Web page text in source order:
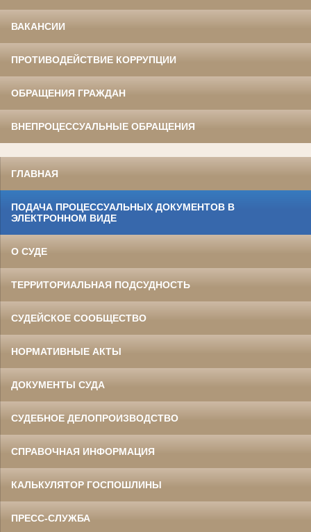
ВАКАНСИИ
ПРОТИВОДЕЙСТВИЕ КОРРУПЦИИ
ОБРАЩЕНИЯ ГРАЖДАН
ВНЕПРОЦЕССУАЛЬНЫЕ ОБРАЩЕНИЯ
ГЛАВНАЯ
ПОДАЧА ПРОЦЕССУАЛЬНЫХ ДОКУМЕНТОВ В
ЭЛЕКТРОННОМ ВИДЕ
О СУДЕ
ТЕРРИТОРИАЛЬНАЯ ПОДСУДНОСТЬ
СУДЕЙСКОЕ СООБЩЕСТВО
НОРМАТИВНЫЕ АКТЫ
ДОКУМЕНТЫ СУДА
СУДЕБНОЕ ДЕЛОПРОИЗВОДСТВО
СПРАВОЧНАЯ ИНФОРМАЦИЯ
КАЛЬКУЛЯТОР ГОСПОШЛИНЫ
ПРЕСС-СЛУЖБА